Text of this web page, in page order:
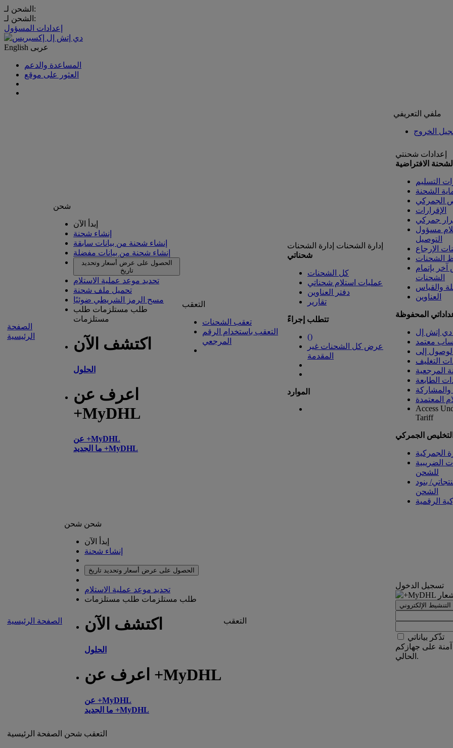
الشحن لـ:
الشحن لـ:
إعدادات المسؤول
English عربى
المساعدة والدعم
العثور على موقع
ملفي التعريفي
الخروج
الصفحة
الرئيسية
شحن
إبدأ الآن
إنشاء شحنة
إنشاء شحنة من بيانات سابقة
إنشاء شحنة من بيانات مفضلة
الحصول على عرض أسعار وتحديد
تاريخ
تحديد موعد عملية الاستلام
تحميل ملف شحنة
مسح الرمز الشريطي ضوئيًا
طلب مستلزمات طلب
مستلزمات
اكتشف الآن
الحلول
اعرف عن
+MyDHL
عن +MyDHL
ما الجديد +MyDHL
التعقب
تعقب الشحنات
التعقب باستخدام الرقم
المرجعي
إدارة الشحنات إدارة الشحنات
شحناتي
كل الشحنات
عمليات استلام شحناتي
دفتر العناوين
تقارير
تتطلب إجراءً
()
عرض كل الشحنات غير
المقدمة
الموارد
إعدادات شحنتي
الافتراضية
التسليم
الشحنة
الجمركي
الإقرارات
جمركي
مسؤول
التوصيل
الإرجاع
الشحنات
بإتمام
الشحنات
والقياس
العناوين
المحفوظة
دي إتش إل
معتمد
التغليف
المرجعية
الطابعة
والمشاركة
المعتمدة
Access
Tariff
الجمركي
الجمركية
الضريبية
للشحن
بنود
الشحن
الرقمية
الصفحة الرئيسية
شحن شحن
إبدأ الآن
إنشاء شحنة
الحصول على عرض أسعار وتحديد تاريخ
تحديد موعد عملية الاستلام
طلب مستلزمات طلب مستلزمات
اكتشف الآن
الحلول
اعرف عن +MyDHL
عن +MyDHL
ما الجديد +MyDHL
التعقب
تسجيل الدخول
الإلكتروني
تذّكر بياناتي
على جهازكم
الحالي.
الصفحة الرئيسية شحن التعقب